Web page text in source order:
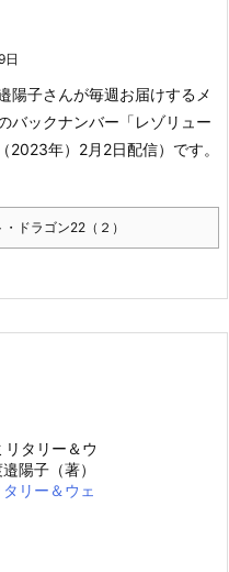
日
陽子さんが毎週お届けするメ
バックナンバー「レゾリュー
2023年）2月2日配信）です。
ドラゴン22（２）
タリー＆ウェ